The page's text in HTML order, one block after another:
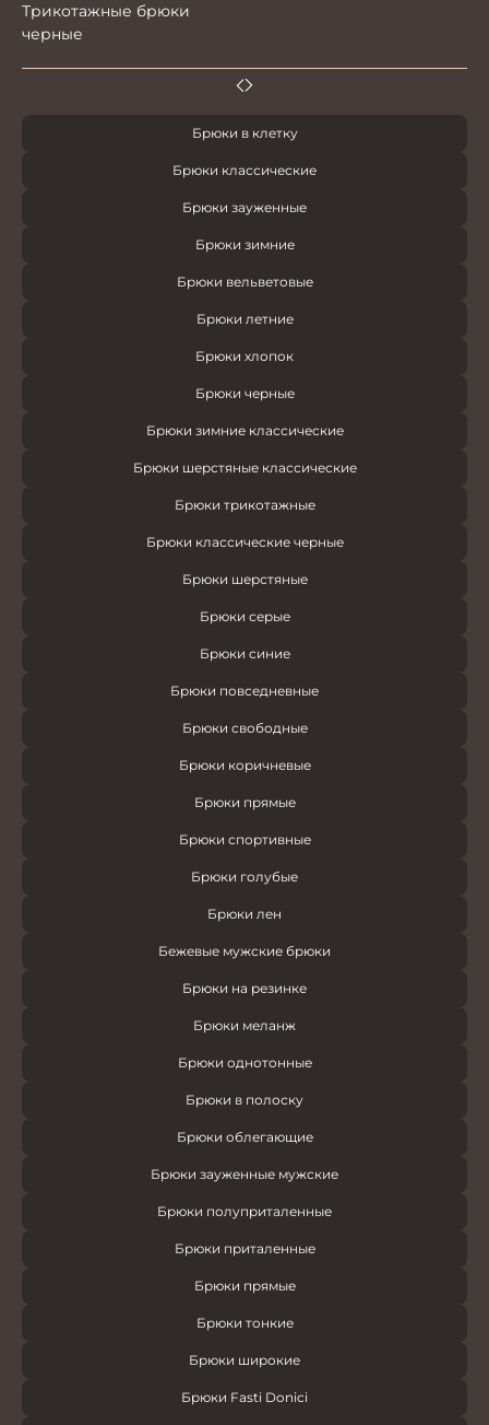
Трикотажные брюки
черные
Брюки в клетку
Брюки классические
Брюки зауженные
Брюки зимние
Брюки вельветовые
Брюки летние
Брюки хлопок
Брюки черные
Брюки зимние классические
Брюки шерстяные классические
Брюки трикотажные
Брюки классические черные
Брюки шерстяные
Брюки серые
Брюки синие
Брюки повседневные
Брюки свободные
Брюки коричневые
Брюки прямые
Брюки спортивные
Брюки голубые
Брюки лен
Бежевые мужские брюки
Брюки на резинке
Брюки меланж
Брюки однотонные
Брюки в полоску
Брюки облегающие
Брюки зауженные мужские
Брюки полуприталенные
Брюки приталенные
Брюки прямые
Брюки тонкие
Брюки широкие
Брюки Fasti Donici